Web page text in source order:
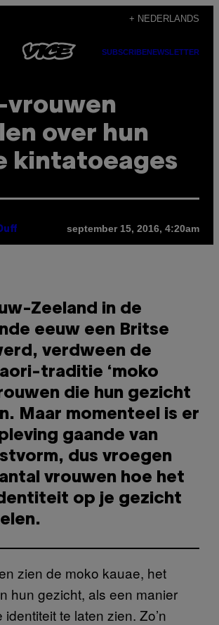
+ NEDERLANDS
SUBSCRIBENEWSLETTER
vrouwen
over hun
kintatoeages
september 15, 2016, 4:20am
Zeeland in de
eeuw een Britse
verdween de
traditie ‘moko
die hun gezicht
Maar momenteel is er
gaande van
dus vroegen
vrouwen hoe het
op je gezicht
zien de moko kauae, het
hun gezicht, als een manier
te laten zien. Zo’n